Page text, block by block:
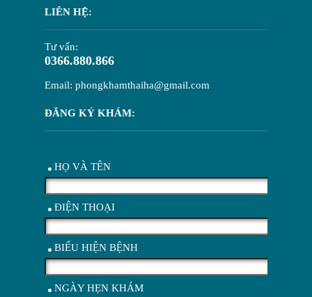
LIÊN HỆ:
Tư vấn:
0366.880.866
Email: phongkhamthaiha@gmail.com
ĐĂNG KÝ KHÁM:
HỌ VÀ TÊN
ĐIỆN THOẠI
BIỂU HIỆN BỆNH
NGÀY HẸN KHÁM